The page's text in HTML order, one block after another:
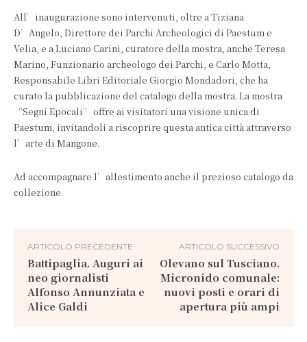
All’inaugurazione sono intervenuti, oltre a Tiziana
D’Angelo, Direttore dei Parchi Archeologici di Paestum e
Velia, e a Luciano Carini, curatore della mostra, anche Teresa
Marino, Funzionario archeologo dei Parchi, e Carlo Motta,
Responsabile Libri Editoriale Giorgio Mondadori, che ha
curato la pubblicazione del catalogo della mostra. La mostra
“Segni Epocali” offre ai visitatori una visione unica di
Paestum, invitandoli a riscoprire questa antica città attraverso
l’arte di Mangone.
Ad accompagnare l’allestimento anche il prezioso catalogo da
collezione.
ARTICOLO PRECEDENTE
Battipaglia. Auguri ai
neo giornalisti
Alfonso Annunziata e
Alice Galdi
ARTICOLO SUCCESSIVO
Olevano sul Tusciano.
Micronido comunale:
nuovi posti e orari di
apertura più ampi